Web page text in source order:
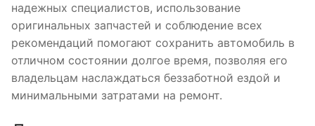
надежных специалистов, использование
оригинальных запчастей и соблюдение всех
рекомендаций помогают сохранить автомобиль в
отличном состоянии долгое время, позволяя его
владельцам наслаждаться беззаботной ездой и
минимальными затратами на ремонт.